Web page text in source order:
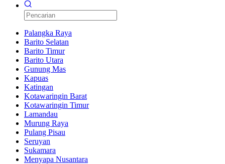
Palangka Raya
Barito Selatan
Barito Timur
Barito Utara
Gunung Mas
Kapuas
Katingan
Kotawaringin Barat
Kotawaringin Timur
Lamandau
Murung Raya
Pulang Pisau
Seruyan
Sukamara
Menyapa Nusantara